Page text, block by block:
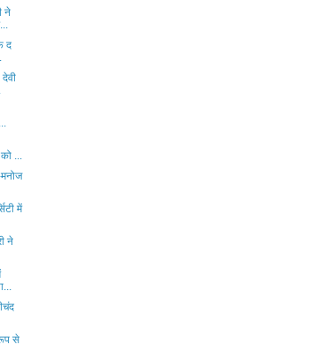
ने
द
...
मनोज
में
ने
से